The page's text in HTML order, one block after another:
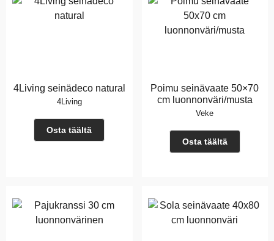
4Living seinädeco natural
4Living
Osta täältä
Poimu seinävaate 50×70
cm luonnonväri/musta
Veke
Osta täältä